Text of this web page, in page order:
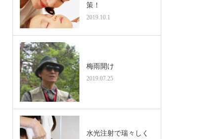
策！
2019.10.1
梅雨開け
2019.07.25
水光注射で瑞々しく